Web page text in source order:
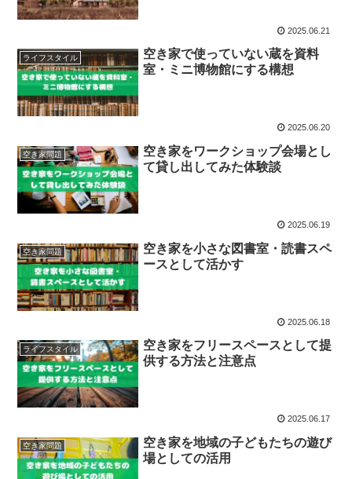
2025.06.21
ライフスタイル
空き家で使っていない蔵を資料
室・ミニ博物館にする構想
2025.06.20
空き家問題
空き家をワークショップ会場とし
て貸し出してみた体験談
2025.06.19
空き家問題
空き家を小さな図書室・読書スペ
ースとして活かす
2025.06.18
ライフスタイル
空き家をフリースペースとして提
供する方法と注意点
2025.06.17
空き家問題
空き家を地域の子どもたちの遊び
場としての活用